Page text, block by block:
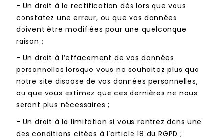
- Un droit à la rectification dès lors que vous
constatez une erreur, ou que vos données
doivent être modifiées pour une quelconque
raison ;
- Un droit à l’effacement de vos données
personnelles lorsque vous ne souhaitez plus que
notre site dispose de vos données personnelles,
ou que vous estimez que ces dernières ne nous
seront plus nécessaires ;
- Un droit à la limitation si vous rentrez dans une
des conditions citées à l’article 18 du RGPD ;